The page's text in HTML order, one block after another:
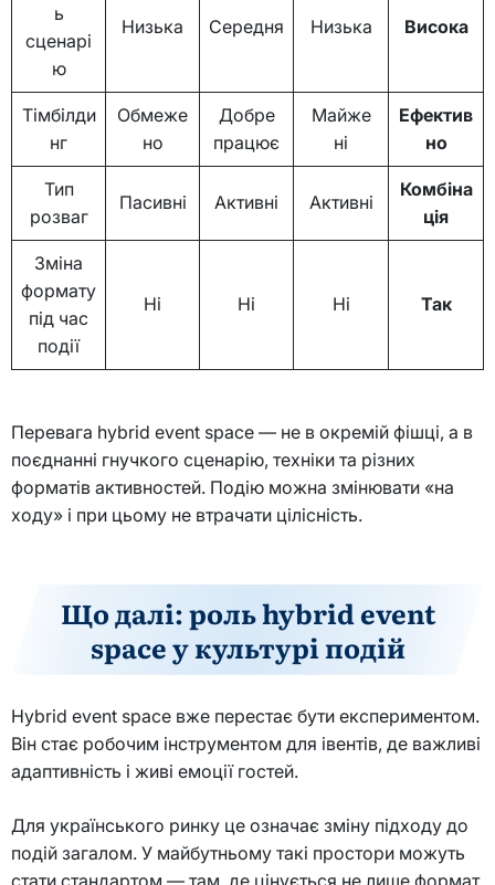
ь
сценарі
ю
Низька Середня Низька Висока
Тімбілди
нг
Обмеже
но
Добре
працює
Майже
ні
Ефектив
но
Тип
розваг
Пасивні Активні Активні
Комбіна
ція
Зміна
формату
під час
події
Ні Ні Ні Так
Перевага hybrid event space — не в окремій фішці, а в
поєднанні гнучкого сценарію, техніки та різних
форматів активностей. Подію можна змінювати «на
ходу» і при цьому не втрачати цілісність.
Що далі: роль hybrid event
space у культурі подій
Hybrid event space вже перестає бути експериментом.
Він стає робочим інструментом для івентів, де важливі
адаптивність і живі емоції гостей.
Для українського ринку це означає зміну підходу до
подій загалом. У майбутньому такі простори можуть
стати стандартом — там, де цінується не лише формат